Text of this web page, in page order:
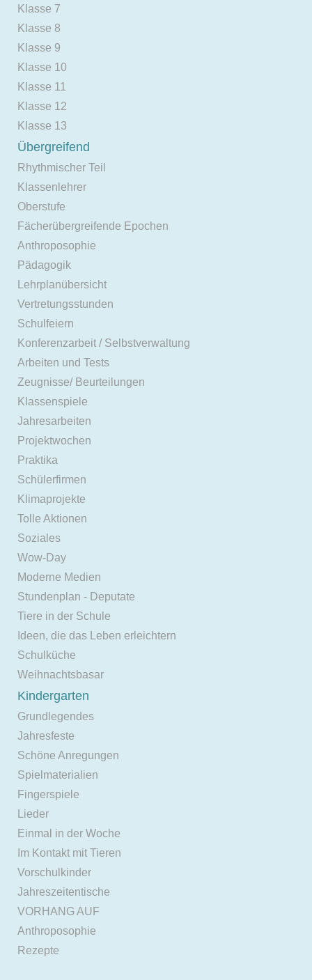
Klasse 7
Klasse 8
Klasse 9
Klasse 10
Klasse 11
Klasse 12
Klasse 13
Übergreifend
Rhythmischer Teil
Klassenlehrer
Oberstufe
Fächerübergreifende Epochen
Anthroposophie
Pädagogik
Lehrplanübersicht
Vertretungsstunden
Schulfeiern
Konferenzarbeit / Selbstverwaltung
Arbeiten und Tests
Zeugnisse/ Beurteilungen
Klassenspiele
Jahresarbeiten
Projektwochen
Praktika
Schülerfirmen
Klimaprojekte
Tolle Aktionen
Soziales
Wow-Day
Moderne Medien
Stundenplan - Deputate
Tiere in der Schule
Ideen, die das Leben erleichtern
Schulküche
Weihnachtsbasar
Kindergarten
Grundlegendes
Jahresfeste
Schöne Anregungen
Spielmaterialien
Fingerspiele
Lieder
Einmal in der Woche
Im Kontakt mit Tieren
Vorschulkinder
Jahreszeitentische
VORHANG AUF
Anthroposophie
Rezepte